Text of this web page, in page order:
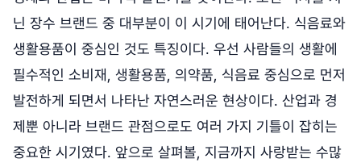
닌 장수 브랜드 중 대부분이 이 시기에 태어난다. 식음료와
생활용품이 중심인 것도 특징이다. 우선 사람들의 생활에
필수적인 소비재, 생활용품, 의약품, 식음료 중심으로 먼저
발전하게 되면서 나타난 자연스러운 현상이다. 산업과 경
제뿐 아니라 브랜드 관점으로도 여러 가지 기틀이 잡히는
중요한 시기였다. 앞으로 살펴볼, 지금까지 사랑받는 수많